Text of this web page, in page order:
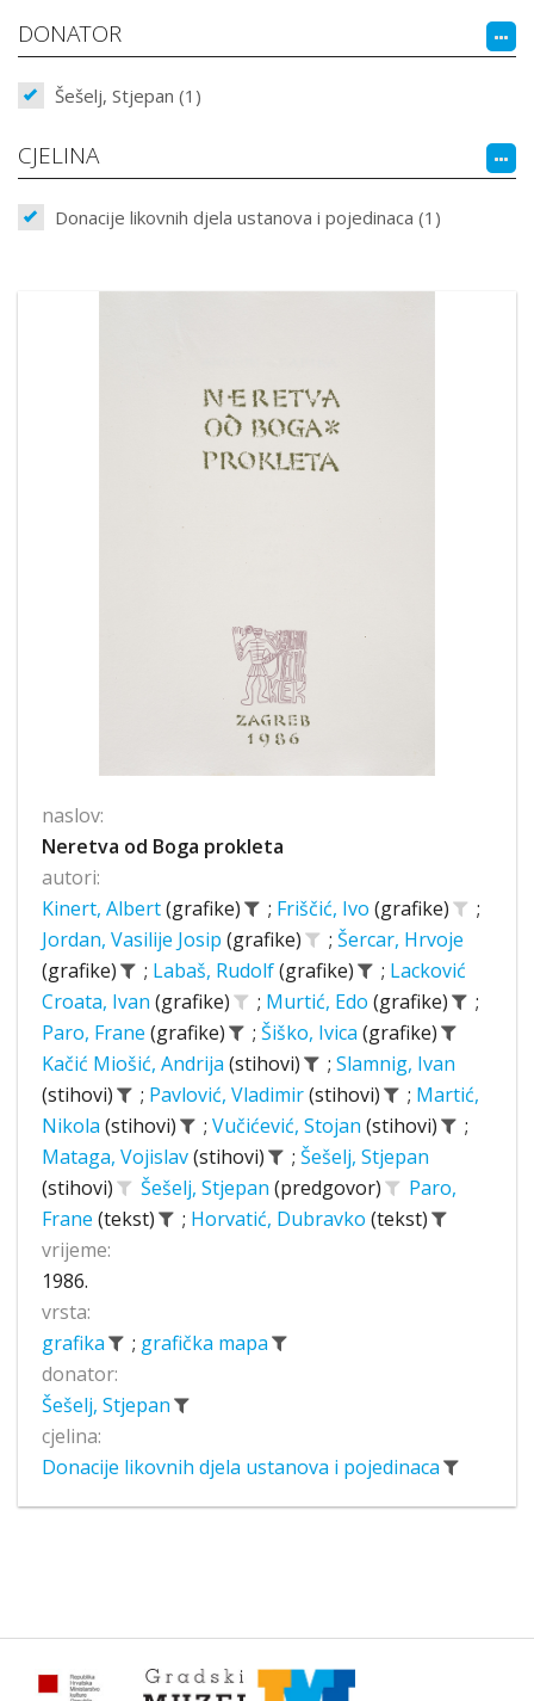
DONATOR
Šešelj, Stjepan (1)
CJELINA
Donacije likovnih djela ustanova i pojedinaca (1)
naslov:
Neretva od Boga prokleta
autori:
Kinert, Albert(grafike) ; Friščić, Ivo (grafike)
;
Jordan, Vasilije Josip (grafike) ; Šercar, Hrvoje
(grafike)
; Labaš, Rudolf(grafike) ; Lacković
Croata, Ivan (grafike) ; Murtić, Edo (grafike)
;
Paro, Frane (grafike) ; Šiško, Ivica (grafike)
Kačić Miošić, Andrija (stihovi) ; Slamnig, Ivan
(stihovi)
; Pavlović, Vladimir(stihovi) ; Martić,
Nikola (stihovi) ; Vučićević, Stojan (stihovi)
;
Mataga, Vojislav(stihovi) ; Šešelj, Stjepan
(stihovi)
Šešelj, Stjepan (predgovor)
Paro,
Frane (tekst) ; Horvatić, Dubravko (tekst)
vrijeme:
1986.
vrsta:
grafika
; grafička mapa
donator:
Šešelj, Stjepan
cjelina:
Donacije likovnih djela ustanova i pojedinaca